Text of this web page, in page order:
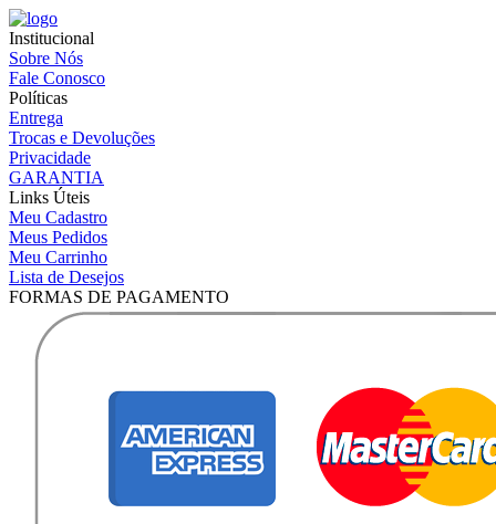
Institucional
Sobre Nós
Fale Conosco
Políticas
Entrega
Trocas e Devoluções
Privacidade
GARANTIA
Links Úteis
Meu Cadastro
Meus Pedidos
Meu Carrinho
Lista de Desejos
FORMAS DE PAGAMENTO